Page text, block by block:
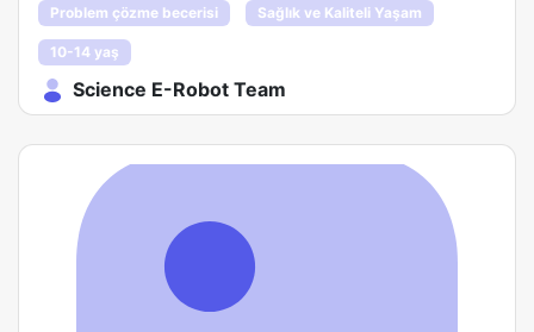
Problem çözme becerisi Sağlık ve Kaliteli Yaşam
10-14 yaş
Science E-Robot Team